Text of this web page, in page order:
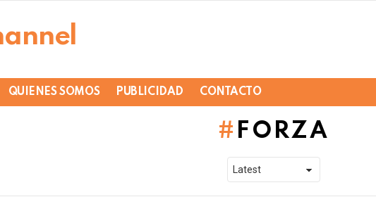
QUIENES SOMOS PUBLICIDAD CONTACTO
FORZA